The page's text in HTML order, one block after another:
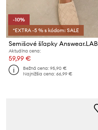
-10%
*EXTRA -5 % s kódom: SALE
Semišové šľapky Answear.LAB
Aktuálna cena:
59,99 €
Bežná cena:95,90 €
Najnižšia cena:66,99 €